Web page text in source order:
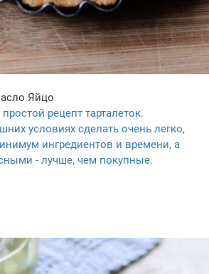
Яйцо
рецепт тарталеток.
условиях сделать очень легко,
ингредиентов и времени, а
- лучше, чем покупные.